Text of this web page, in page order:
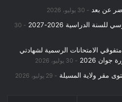
عن بعد 30 يوليو، 2026
الدراسية 2026-2027
30
الامتحانات الرسمية لشهادتي
2026
30 يوليو، 2026
مقر ولاية المسيلة 29 يوليو، 2026